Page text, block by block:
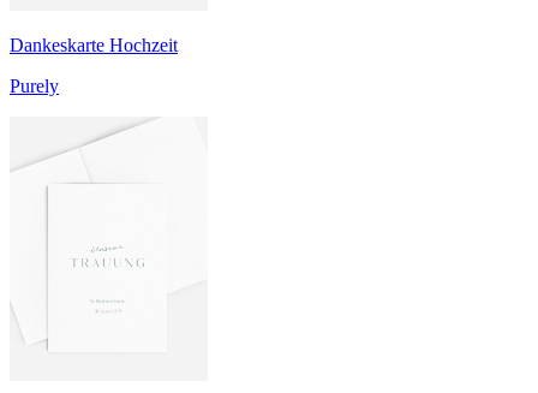
Dankeskarte Hochzeit
Purely